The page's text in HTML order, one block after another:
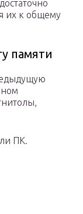
их к общему
памяти
ПК.